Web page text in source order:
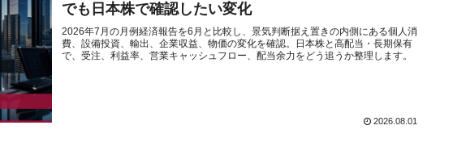
でも日本株で確認したい変化
2026年7月の月例経済報告を6月と比較し、景気判断据え置きの内側にある個人消
費、設備投資、輸出、企業収益、物価の変化を確認。日本株と高配当・長期保有
で、受注、利益率、営業キャッシュフロー、配当余力をどう追うか整理します。
2026.08.01